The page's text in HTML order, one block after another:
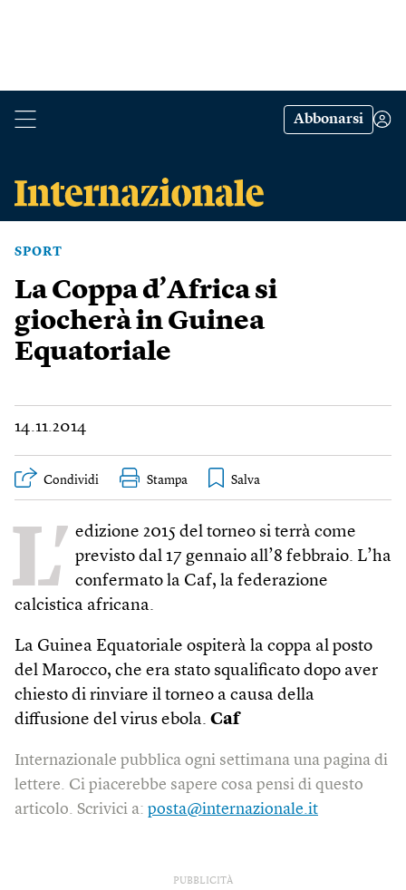
Abbonarsi
SPORT
La Coppa d’Africa si
giocherà in Guinea
Equatoriale
14.11.2014
Condividi Stampa
L’ edizione 2015 del torneo si terrà come
previsto dal 17 gennaio all’8 febbraio. L’ha
confermato la Caf, la federazione
calcistica africana.
La Guinea Equatoriale ospiterà la coppa al posto
del Marocco, che era stato squalificato dopo aver
chiesto di rinviare il torneo a causa della
diffusione del virus ebola. Caf
Internazionale pubblica ogni settimana una pagina di
lettere. Ci piacerebbe sapere cosa pensi di questo
articolo. Scrivici a: posta@internazionale.it
PUBBLICITÀ